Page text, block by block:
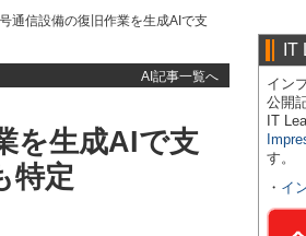
通信設備の復旧作業を生成AIで支
AI記事一覧へ
を生成AIで支
特定
IT
イン
公開
IT
す。
・ イ